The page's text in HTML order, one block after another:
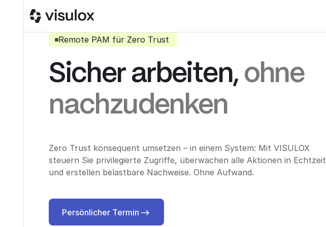
Remote PAM für Zero Trust
Sicher arbeiten,ohne
nachzudenken
Zero Trust konsequent umsetzen – in einem System: Mit VISULOX
steuern Sie privilegierte Zugriffe, überwachen alle Aktionen in Echtzeit
und erstellen belastbare Nachweise. Ohne Aufwand.
Persönlicher Termin
Persönlicher Termin